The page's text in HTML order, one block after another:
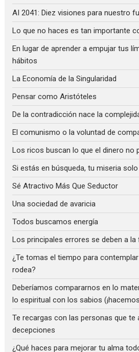
AI 2041: Diez visiones para nuestro
Lo que no haces es tan importante
En lugar de aprender a empujar tus
hábitos
La Economía de la Singularidad
Pensar como Aristóteles
De la contradicción nace la
El comunismo o la voluntad de
Los ricos buscan lo que el dinero no
Si estás en búsqueda, tu miseria
Sé Atractivo Más Que Seductor
Una sociedad de avaricia
Todos buscamos energía
Los principales errores se deben a la
¿Te tomas el tiempo para
rodea?
Deberíamos compararnos en lo
lo espiritual con los sabios
Te recargas con las personas que te
decepciones
¿Qué haces para mejorar tu alma